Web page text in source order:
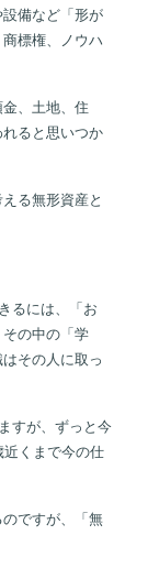
備など「形が
標権、ノウハ
、土地、住
ると思いつか
る無形資産と
るには、「お
の中の「学
その人に取っ
すが、ずっと今
くまで今の仕
ですが、「無